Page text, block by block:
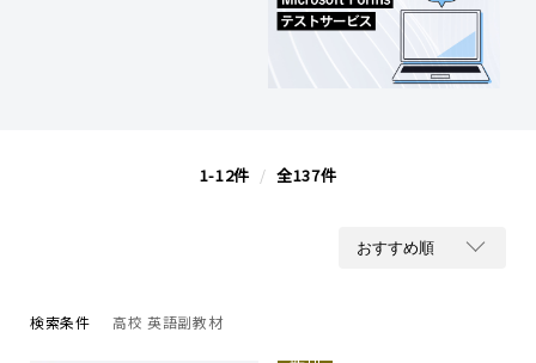
1-12件 / 全137件
検索条件 高校 英語副教材